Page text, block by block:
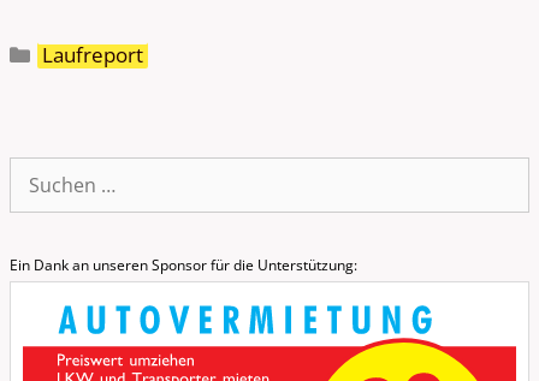
Kategorien
Laufreport
nach:
Ein Dank an unseren Sponsor für die Unterstützung: